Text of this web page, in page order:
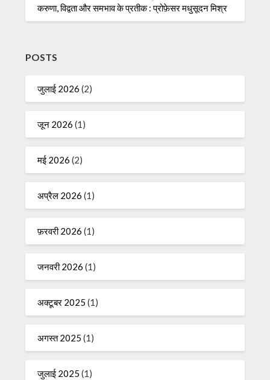
करुणा, विद्वता और समभाव के प्रतीक : प्रोफ़ेसर मधुसूदन मिश्र
POSTS
जुलाई 2026 (2)
जून 2026 (1)
मई 2026 (2)
अप्रैल 2026 (1)
फ़रवरी 2026 (1)
जनवरी 2026 (1)
अक्टूबर 2025 (1)
अगस्त 2025 (1)
जुलाई 2025 (1)